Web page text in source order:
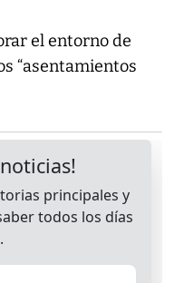
el entorno de
“asentamientos